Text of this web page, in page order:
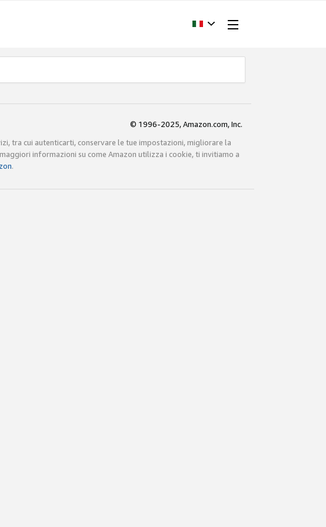
© 1996-2025, Amazon.com, Inc.
tra cui autenticarti, conservare le tue impostazioni, migliorare la
informazioni su come Amazon utilizza i cookie, ti invitiamo a
.